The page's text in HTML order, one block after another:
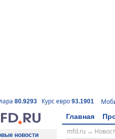
80.9293 Курс евро 93.1901
Главная
новости
mfd.ru→